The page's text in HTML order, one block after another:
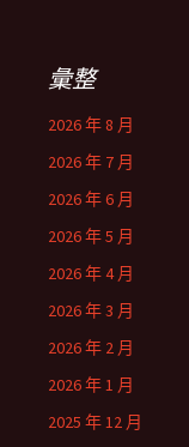
彙整
2026 年 8 月
2026 年 7 月
2026 年 6 月
2026 年 5 月
2026 年 4 月
2026 年 3 月
2026 年 2 月
2026 年 1 月
2025 年 12 月